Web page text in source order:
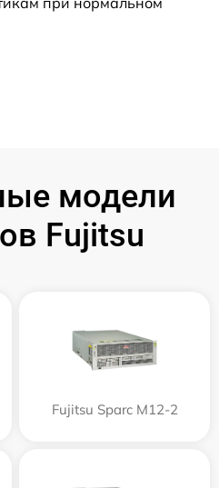
модели
Fujitsu
Fujitsu Sparc M12-2